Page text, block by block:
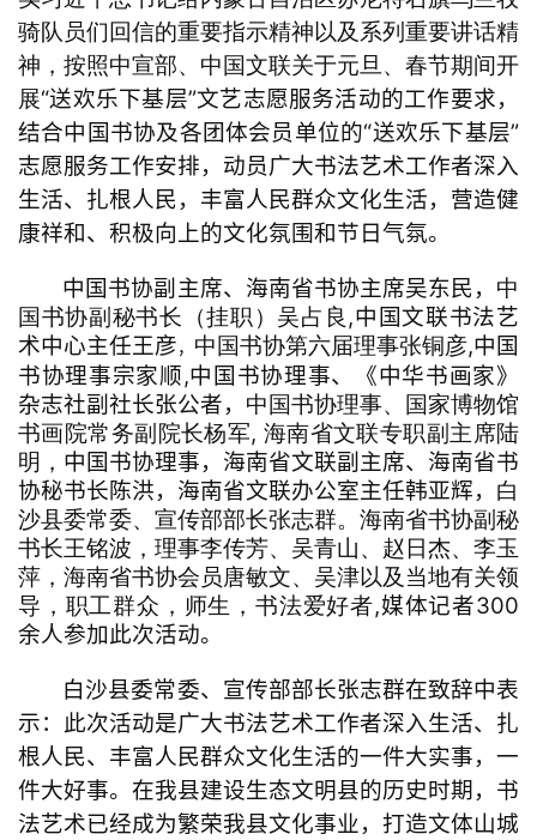
砚
边
夜
话
美
术
图
容
易
寫
錯
用
錯
的
繁
體
字
一
百
骑队员们回信的重要指示精神以及系列重要讲话精
神，按照中宣部、中国文联关于元旦、春节期间开
展“送欢乐下基层”文艺志愿服务活动的工作要求，
结合中国书协及各团体会员单位的“送欢乐下基层”
志愿服务工作安排，动员广大书法艺术工作者深入
生活、扎根人民，丰富人民群众文化生活，营造健
康祥和、积极向上的文化氛围和节日气氛。
中国书协副主席、 海南省书协主席吴东民 ， 中
国书协副秘书长（挂职）吴占良,中国文联书法艺
术中心主任王彦， 中国书协第六届理事张铜彦,中国
书协理事宗家顺,中国书协理事、《中华书画家》
杂志社副社长张公者， 中国书协理事、国家博物馆
书画院常务副院长杨军, 海南省文联专职副主席陆
明， 中国书协理事，海南省文联副主席、海南省书
协秘书长陈洪，海南省文联办公室主任韩亚辉， 白
沙县委常委、宣传部部长张志群。海南省书协副秘
书长王铭波，理事李传芳、吴青山、赵日杰、李玉
萍，海南省书协会员唐敏文、吴津以及当地有关领
导，职工群众，师生，书法爱好者,媒体记者300
余人参加此次活动。
白沙县委常委、宣传部部长张志群在致辞中表
示： 此次活动是广大书法艺术工作者深入生活、扎
根人民、丰富人民群众文化生活的一件大实事，一
件大好事。在我县建设生态文明县的历史时期，书
法艺术已经成为繁荣我县文化事业，打造文体山城